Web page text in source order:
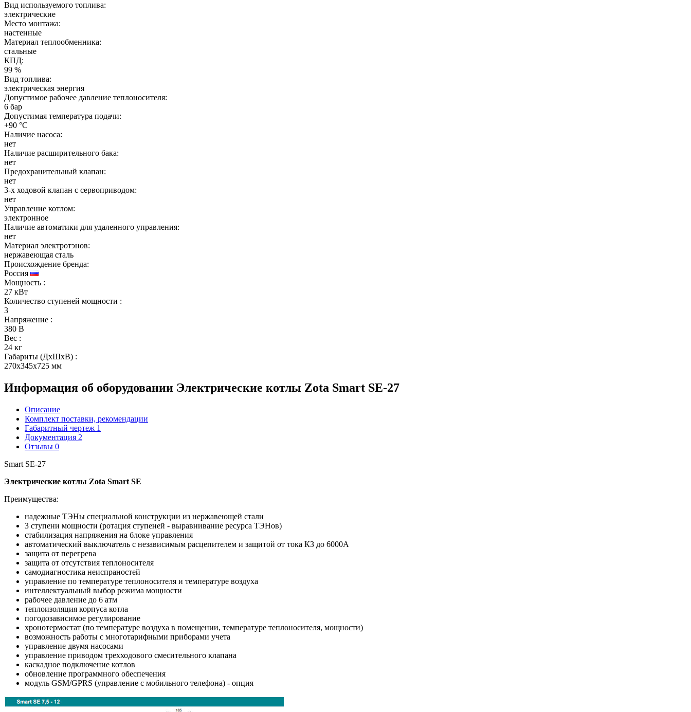
Вид используемого топлива:
электрические
Место монтажа:
настенные
Материал теплообменника:
стальные
КПД:
99 %
Вид топлива:
электрическая энергия
Допустимое рабочее давление теплоносителя:
6 бар
Допустимая температура подачи:
+90 °C
Наличие насоса:
нет
Наличие расширительного бака:
нет
Предохранительный клапан:
нет
3-х ходовой клапан с сервоприводом:
нет
Управление котлом:
электронное
Наличие автоматики для удаленного управления:
нет
Материал электротэнов:
нержавеющая сталь
Происхождение бренда:
Россия
Мощность :
27 кВт
Количество ступеней мощности :
3
Напряжение :
380 В
Вес :
24 кг
Габариты (ДхШхВ) :
270x345x725 мм
Информация об оборудовании Электрические котлы Zota Smart SE-27
Описание
Комплект поставки, рекомендации
Габаритный чертеж 1
Документация 2
Отзывы 0
Smart SE-27
Электрические котлы Zota Smart SE
Преимущества:
надежные ТЭНы специальной конструкции из нержавеющей стали
3 ступени мощности (ротация ступеней - выравнивание ресурса ТЭНов)
стабилизация напряжения на блоке управления
автоматический выключатель с независимым расцепителем и защитой от тока КЗ до 6000А
защита от перегрева
защита от отсутствия теплоносителя
самодиагностика неиспраностей
управление по температуре теплоносителя и температуре воздуха
интеллектуальный выбор режима мощности
рабочее давление до 6 атм
теплоизоляция корпуса котла
погодозависимое регулирование
хронотермостат (по температуре воздуха в помещении, температуре теплоносителя, мощности)
возможность работы с многотарифными приборами учета
управление двумя насосами
управление приводом трехходового смесительного клапана
каскадное подключение котлов
обновление программного обеспечения
модуль GSM/GPRS (управление с мобильного телефона) - опция